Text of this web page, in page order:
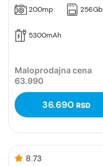
200mp 256Gb
5300mAh
Maloprodajna cena
63.990
36.690 RSD
8.73